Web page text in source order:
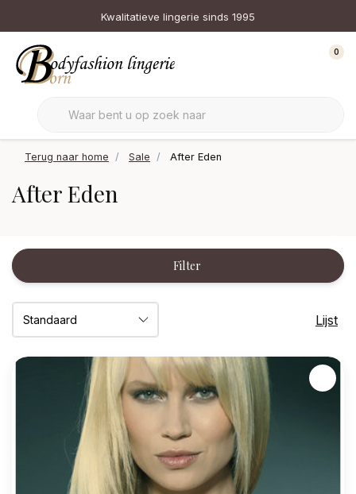
Kwalitatieve lingerie sinds 1995
0
Terug naar home Sale After Eden
After Eden
Filter
Lijst